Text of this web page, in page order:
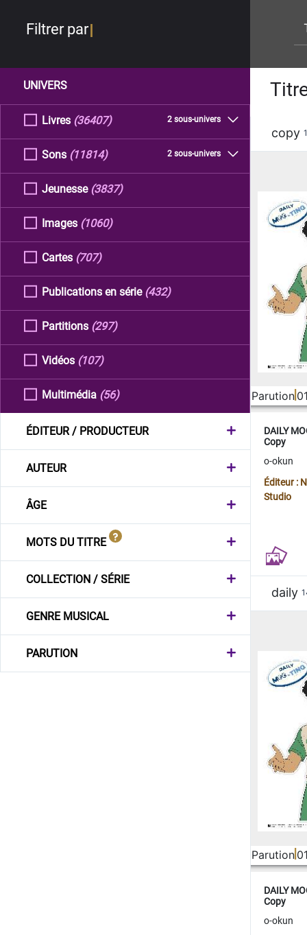
Filtrer par
UNIVERS
Livres 2 sous-univers
(36407)
Sons 2 sous-univers
(11814)
Jeunesse (3837)
Images (1060)
Cartes (707)
Publications en série (432)
Partitions (297)
Vidéos (107)
Multimédia (56)
ÉDITEUR / PRODUCTEUR
AUTEUR
ÂGE
MOTS DU TITRE
COLLECTION / SÉRIE
GENRE MUSICAL
PARUTION
copy
Parution
DAILY
Copy
o-okun
Éditeur :
Studio
daily
Parution
DAILY
Copy
o-okun